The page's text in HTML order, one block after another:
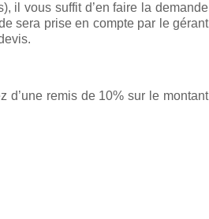
il vous suffit d’en faire la demande
sera prise en compte par le gérant
d’une remis de 10% sur le montant